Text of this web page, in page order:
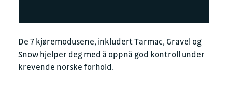
De 7 kjøremodusene, inkludert Tarmac, Gravel og
Snow hjelper deg med å oppnå god kontroll under
krevende norske forhold.